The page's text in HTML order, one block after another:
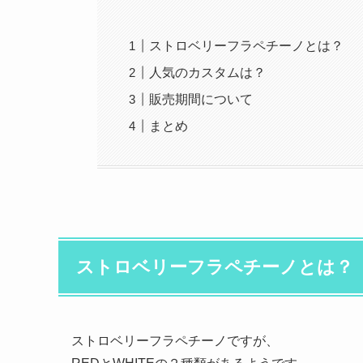
ストロベリーフラペチーノとは？
人気のカスタムは？
販売期間について
まとめ
ストロベリーフラペチーノとは？
ストロベリーフラペチーノですが、